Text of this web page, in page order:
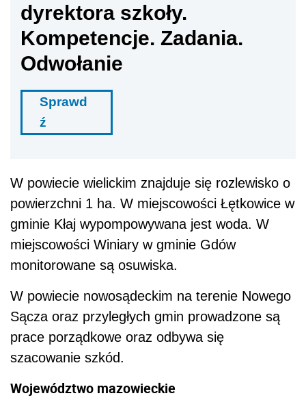
dyrektora szkoły.
Kompetencje. Zadania.
Odwołanie
Sprawd
ź
W powiecie wielickim znajduje się rozlewisko o
powierzchni 1 ha. W miejscowości Łętkowice w
gminie Kłaj wypompowywana jest woda. W
miejscowości Winiary w gminie Gdów
monitorowane są osuwiska.
W powiecie nowosądeckim na terenie Nowego
Sącza oraz przyległych gmin prowadzone są
prace porządkowe oraz odbywa się
szacowanie szkód.
Województwo mazowieckie